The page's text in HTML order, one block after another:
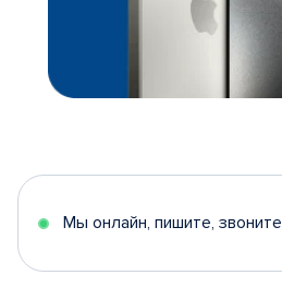
Мы онлайн, пишите, звоните